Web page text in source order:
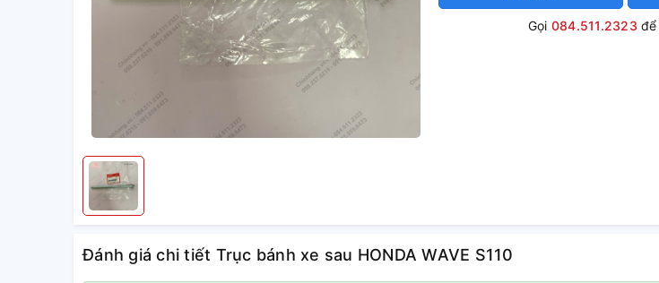
Gọi 084.511.2323 để
Đánh giá chi tiết Trục bánh xe sau HONDA WAVE S110